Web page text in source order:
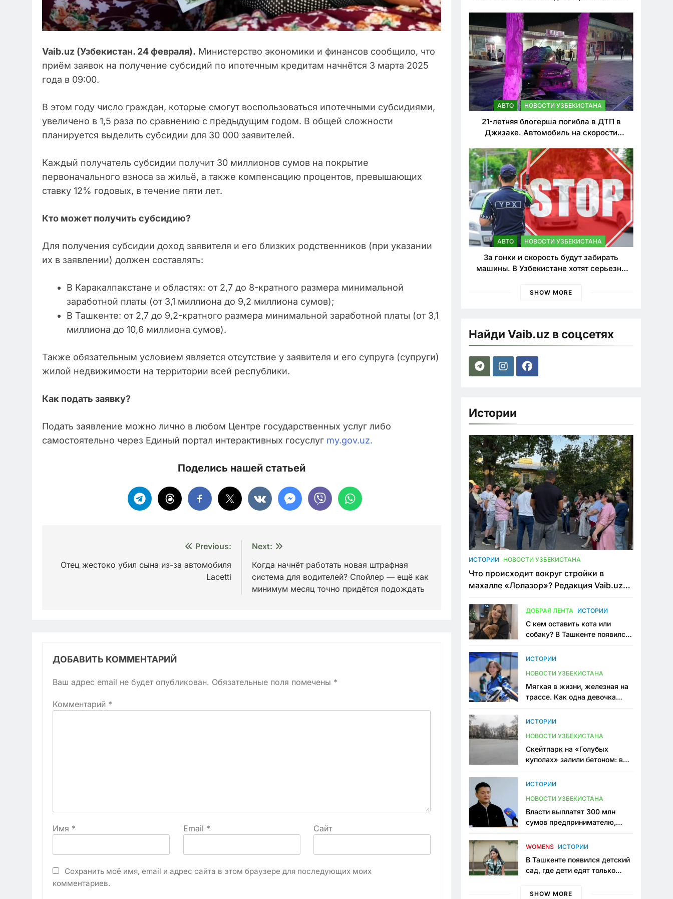
Vaib.uz (Узбекистан. 24 февраля). Министерство экономики и финансов сообщило, что
приём заявок на получение субсидий по ипотечным кредитам начнётся 3 марта 2025
года в 09:00.
В этом году число граждан, которые смогут воспользоваться ипотечными субсидиями,
увеличено в 1,5 раза по сравнению с предыдущим годом. В общей сложности
планируется выделить субсидии для 30 000 заявителей.
Каждый получатель субсидии получит 30 миллионов сумов на покрытие
первоначального взноса за жильё, а также компенсацию процентов, превышающих
ставку 12% годовых, в течение пяти лет.
Кто может получить субсидию?
Для получения субсидии доход заявителя и его близких родственников (при указании
их в заявлении) должен составлять:
В Каракалпакстане и областях: от 2,7 до 8-кратного размера минимальной
заработной платы (от 3,1 миллиона до 9,2 миллиона сумов);
В Ташкенте: от 2,7 до 9,2-кратного размера минимальной заработной платы (от 3,1
миллиона до 10,6 миллиона сумов).
Также обязательным условием является отсутствие у заявителя и его супруга (супруги)
жилой недвижимости на территории всей республики.
Как подать заявку?
Подать заявление можно лично в любом Центре государственных услуг либо
самостоятельно через Единый портал интерактивных госуслуг my.gov.uz.
Поделись нашей статьей
по
Previous:
Отец жестоко убил сына из-за автомобиля
Lacetti
Next:
Когда начнёт работать новая штрафная
система для водителей? Спойлер — ещё как
минимум месяц точно придётся подождать
ДОБАВИТЬ КОММЕНТАРИЙ
Ваш адрес email не будет опубликован. Обязательные поля помечены *
Комментарий *
Имя * Email * Сайт
Сохранить моё имя, email и адрес сайта в этом браузере для последующих моих
комментариев.
нарушителей ПДД
АВТО НОВОСТИ УЗБЕКИСТАНА
21-летняя блогерша погибла в ДТП в
Джизаке. Автомобиль на скорости
АВТО НОВОСТИ УЗБЕКИСТАНА
За гонки и скорость будут забирать
машины. В Узбекистане хотят серьезно
SHOW MORE
Найди Vaib.uz в соцсетях
Истории
ИСТОРИИ НОВОСТИ УЗБЕКИСТАНА
Что происходит вокруг стройки в
махалле «Лолазор»? Редакция Vaib.uz
конфликта
ДОБРАЯ ЛЕНТА ИСТОРИИ
С кем оставить кота или
собаку? В Ташкенте появился
ИСТОРИИ
НОВОСТИ УЗБЕКИСТАНА
Мягкая в жизни, железная на
трассе. Как одна девочка
Узбекистане
ИСТОРИИ
НОВОСТИ УЗБЕКИСТАНА
Скейтпарк на «Голубых
куполах» залили бетоном: в
одно общественное
ИСТОРИИ
НОВОСТИ УЗБЕКИСТАНА
Власти выплатят 300 млн
сумов предпринимателю,
тюрьме по незаконному
WOMENS ИСТОРИИ
В Ташкенте появился детский
сад, где дети едят только
мама, которая устала просить
SHOW MORE